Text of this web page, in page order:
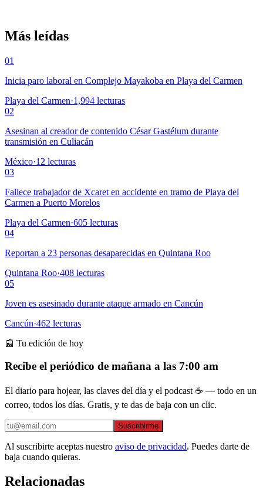
Más leídas
01
Inicia paro laboral en Complejo Mayakoba en Playa del Carmen
Playa del Carmen·1,994 lecturas
02
Asesinan al creador de contenido César Gastélum durante
transmisión en Culiacán
México·12 lecturas
03
Fallece trabajador de Xcaret en accidente en tramo de Playa del
Carmen a Puerto Morelos
Playa del Carmen·605 lecturas
04
Reportan a 23 personas desaparecidas en Quintana Roo
Quintana Roo·408 lecturas
05
Joven es asesinado durante ataque armado en Cancún
Cancún·462 lecturas
📰 Tu edición de hoy
Recibe el periódico de mañana a las 7:00 am
El diario para hojear, las claves del día y el podcast ☕ — todo en un
correo, todos los días. Gratis, y te das de baja con un clic.
Suscribirme
Al suscribirte aceptas nuestro aviso de privacidad. Puedes darte de
baja cuando quieras.
Relacionadas